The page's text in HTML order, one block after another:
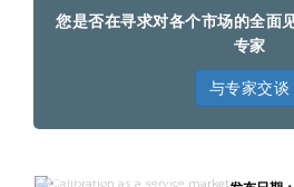
您是否在寻求对各个市场的全面
专家
与专家交谈
全球校准作为服务市场研究